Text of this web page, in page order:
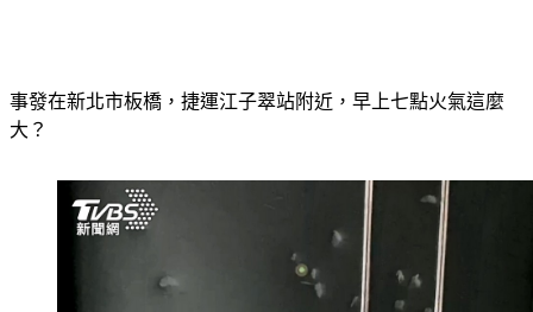
事發在新北市板橋，捷運江子翠站附近，早上七點火氣這麼
大？